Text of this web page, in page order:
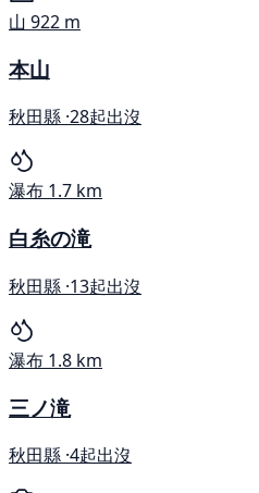
山 922 m
本山
秋田縣 ·28起出沒
瀑布 1.7 km
白糸の滝
秋田縣 ·13起出沒
瀑布 1.8 km
三ノ滝
秋田縣 ·4起出沒